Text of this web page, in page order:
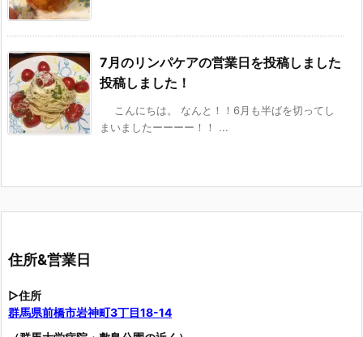
7月のリンパケアの営業日を投稿しました
投稿しました！
こんにちは。 なんと！！6月も半ばを切ってし
まいましたーーーー！！ ...
住所&営業日
▷住所
群馬県前橋市岩神町3丁目18-14